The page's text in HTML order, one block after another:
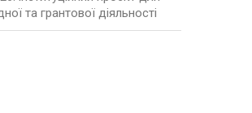
та грантової діяльності